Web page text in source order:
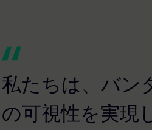
私たちは、バン
の可視性を実現